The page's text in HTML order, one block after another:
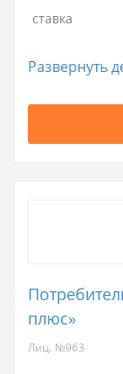
ставка
Развернуть
плюс»
Лиц. №963